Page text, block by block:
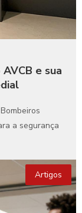
e sua
a segurança
Artigos